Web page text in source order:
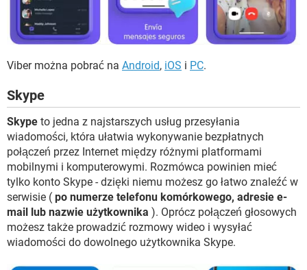
Viber można pobrać na Android, iOS i PC.
Skype
Skype to jedna z najstarszych usług przesyłania
wiadomości, która ułatwia wykonywanie bezpłatnych
połączeń przez Internet między różnymi platformami
mobilnymi i komputerowymi. Rozmówca powinien mieć
tylko konto Skype - dzięki niemu możesz go łatwo znaleźć w
serwisie ( po numerze telefonu komórkowego, adresie e-
mail lub nazwie użytkownika ). Oprócz połączeń głosowych
możesz także prowadzić rozmowy wideo i wysyłać
wiadomości do dowolnego użytkownika Skype.